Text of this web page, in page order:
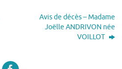
Avis de décès – Madame
Joëlle ANDRIVON née
VOILLOT